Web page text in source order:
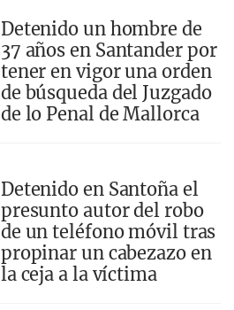
Detenido un hombre de
37 años en Santander por
tener en vigor una orden
de búsqueda del Juzgado
de lo Penal de Mallorca
Detenido en Santoña el
presunto autor del robo
de un teléfono móvil tras
propinar un cabezazo en
la ceja a la víctima